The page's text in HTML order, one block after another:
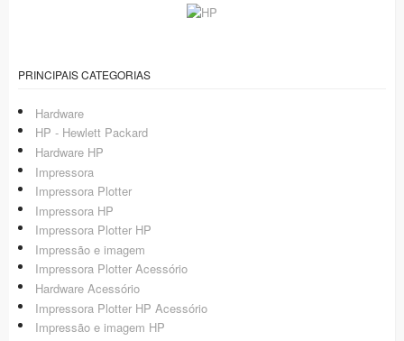
PRINCIPAIS CATEGORIAS
Hardware
HP - Hewlett Packard
Hardware HP
Impressora
Impressora Plotter
Impressora HP
Impressora Plotter HP
Impressão e imagem
Impressora Plotter Acessório
Hardware Acessório
Impressora Plotter HP Acessório
Impressão e imagem HP